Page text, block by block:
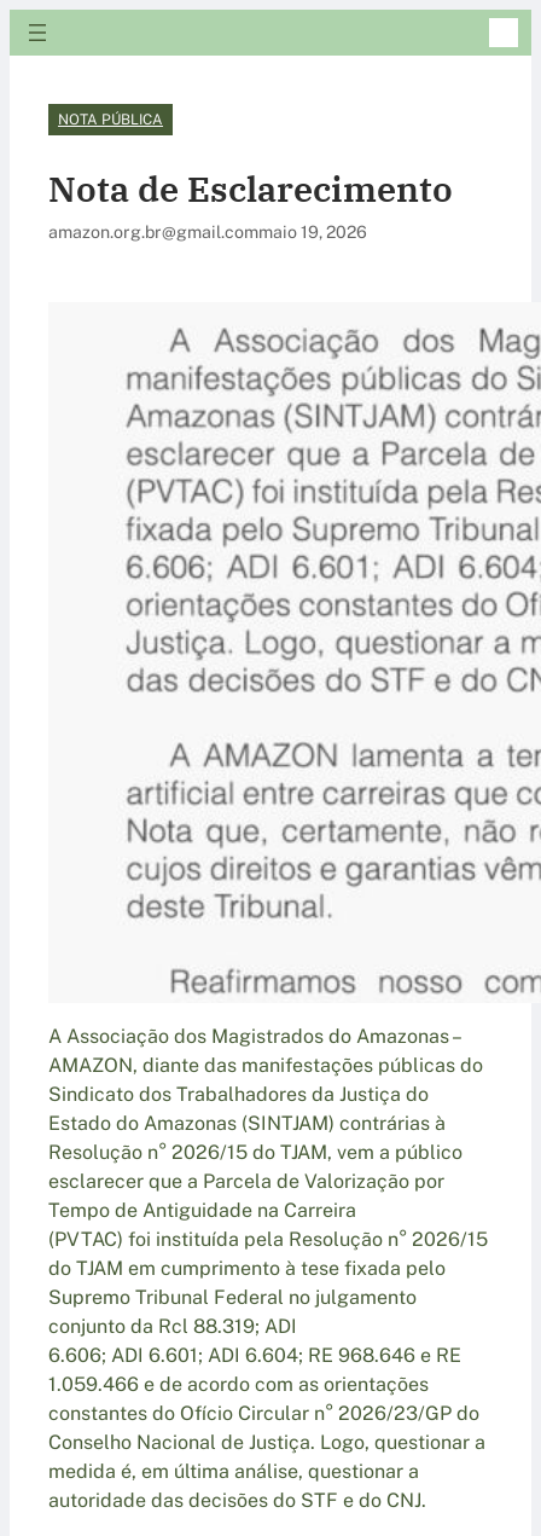
NOTA PÚBLICA
Nota de Esclarecimento
amazon.org.br@gmail.commaio 19, 2026
A Associação dos Magistrados do Amazonas –
AMAZON, diante das manifestações públicas do
Sindicato dos Trabalhadores da Justiça do
Estado do Amazonas (SINTJAM) contrárias à
Resolução n° 2026/15 do TJAM, vem a público
esclarecer que a Parcela de Valorização por
Tempo de Antiguidade na Carreira
(PVTAC) foi instituída pela Resolução n° 2026/15
do TJAM em cumprimento à tese fixada pelo
Supremo Tribunal Federal no julgamento
conjunto da Rcl 88.319; ADI
6.606; ADI 6.601; ADI 6.604; RE 968.646 e RE
1.059.466 e de acordo com as orientações
constantes do Ofício Circular n° 2026/23/GP do
Conselho Nacional de Justiça. Logo, questionar a
medida é, em última análise, questionar a
autoridade das decisões do STF e do CNJ.